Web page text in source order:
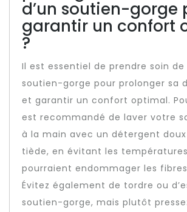
d’un soutien-gorge
garantir un confort
?
Il est essentiel de prendre soin
soutien-gorge pour prolonger sa
et garantir un confort optimal.
est recommandé de laver votre
à la main avec un détergent doux
tiède, en évitant les
pourraient endommager les
Évitez également de tordre ou
soutien-gorge, mais plutôt